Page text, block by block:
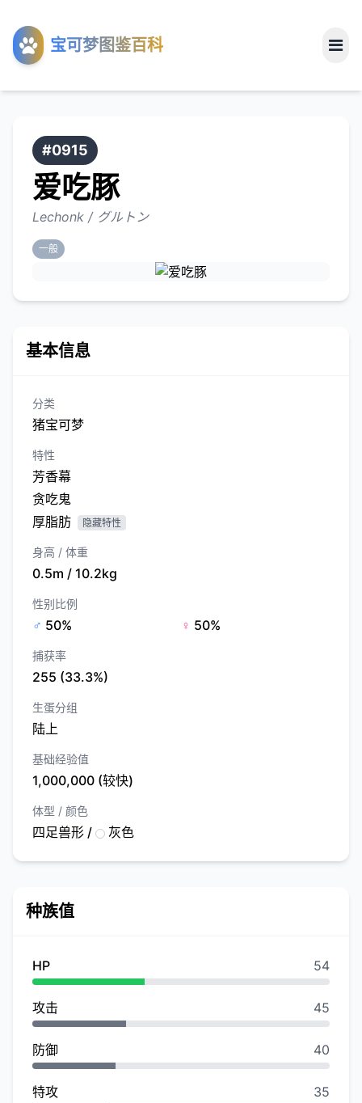
宝可梦图鉴百科
工具
关于
#0915
爱吃豚
Lechonk / グルトン
一般
基本信息
分类
猪宝可梦
特性
芳香幕
贪吃鬼
厚脂肪
隐藏特性
身高 / 体重
0.5m / 10.2kg
性别比例
♂ 50% ♀ 50%
捕获率
255 (33.3%)
生蛋分组
陆上
基础经验值
1,000,000 (较快)
体型 / 颜色
四足兽形 / 灰色
种族值
HP 54
攻击 45
防御 40
特攻 35